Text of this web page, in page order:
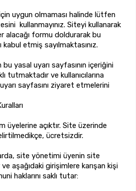
uygun olmaması halinde lütfen
kullanmayınız. Siteyi kullanarak
alacağı formu doldurarak bu
kabul etmiş sayılmaktasınız.
yasal uyarı sayfasının içeriğini
tutmaktadır ve kullanıcılarına
sayfasını ziyaret etmelerini
üyelerine açıktır. Site üzerinde
ücretsizdir.
site yönetimi üyenin site
ve aşağıdaki girişimlere karışan kişi
haklarını saklı tutar: